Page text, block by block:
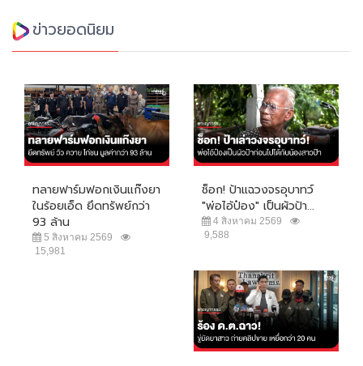
ข่าวยอดนิยม
ทลายฟาร์มฟอกเงินแก๊งยา
ในร้อยเอ็ด ยึดทรัพย์กว่า
93 ล้าน
5 สิงหาคม 2569
15,981
ช็อก! ป้าแฉวงจรอุบาทว์
"พ่อไอ้ป๋อง" เป็นผัวป้า...
4 สิงหาคม 2569
9,588